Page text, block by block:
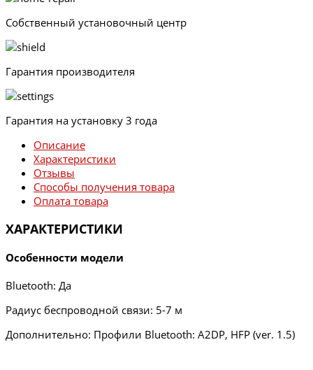
Собственный установочный центр
Гарантия производителя
Гарантия на установку 3 года
Описание
Характеристики
Отзывы
Способы получения товара
Оплата товара
ХАРАКТЕРИСТИКИ
Особенности модели
Bluetooth: Да
Радиус беспроводной связи: 5-7 м
Дополнительно: Профили Bluetooth: A2DP, HFP (ver. 1.5)